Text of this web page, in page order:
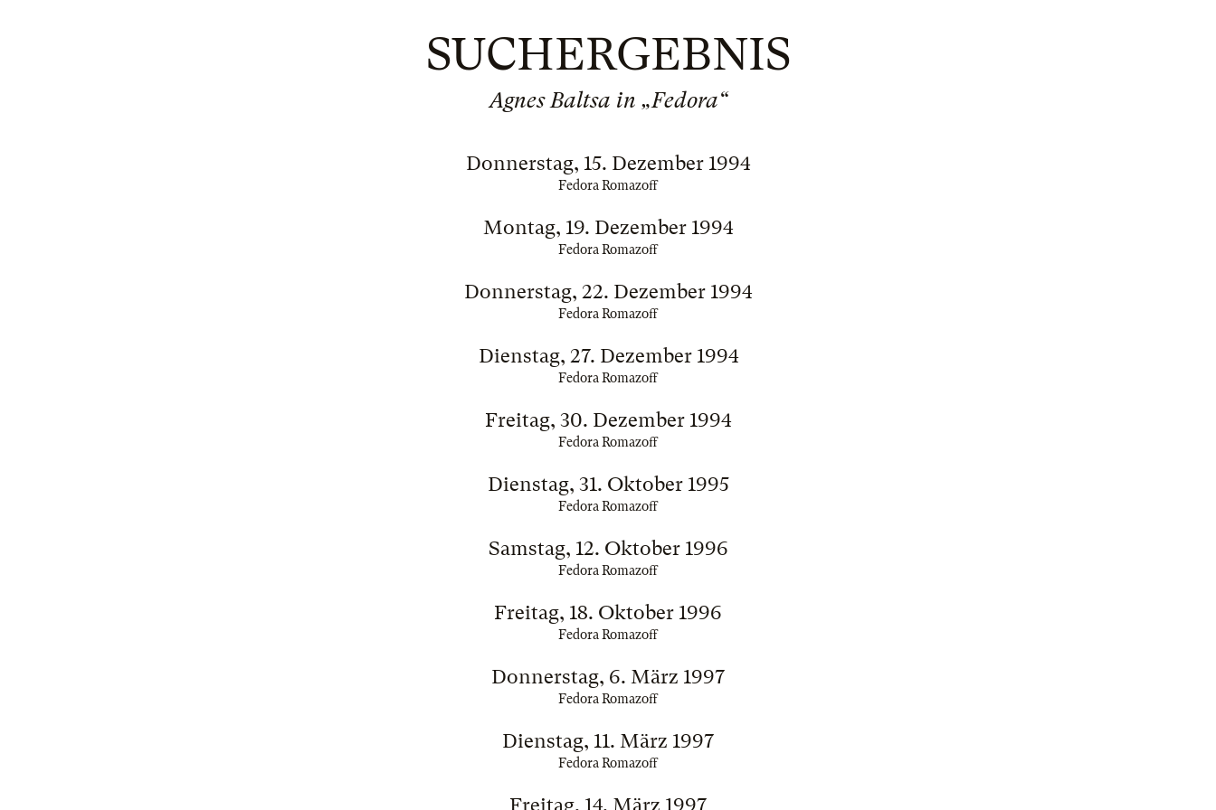
SUCHERGEBNIS
Agnes Baltsa in „Fedora“
Donnerstag, 15. Dezember 1994
Fedora Romazoff
Montag, 19. Dezember 1994
Fedora Romazoff
Donnerstag, 22. Dezember 1994
Fedora Romazoff
Dienstag, 27. Dezember 1994
Fedora Romazoff
Freitag, 30. Dezember 1994
Fedora Romazoff
Dienstag, 31. Oktober 1995
Fedora Romazoff
Samstag, 12. Oktober 1996
Fedora Romazoff
Freitag, 18. Oktober 1996
Fedora Romazoff
Donnerstag, 6. März 1997
Fedora Romazoff
Dienstag, 11. März 1997
Fedora Romazoff
Freitag, 14. März 1997